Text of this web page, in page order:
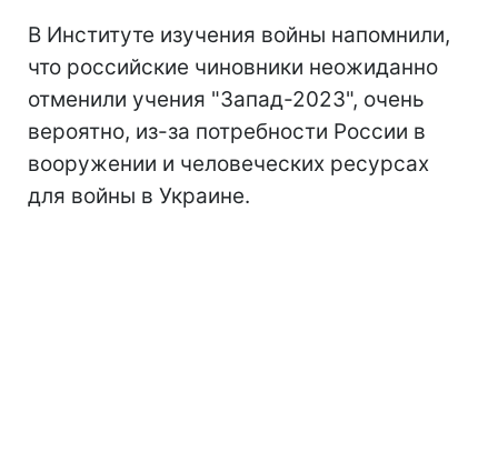
В Институте изучения войны напомнили,
что российские чиновники неожиданно
отменили учения "Запад-2023", очень
вероятно, из-за потребности России в
вооружении и человеческих ресурсах
для войны в Украине.